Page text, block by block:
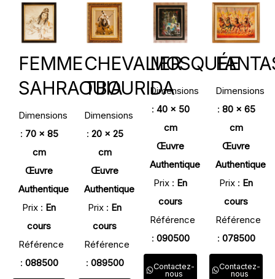
FEMME
SAHRAOUIA
Dimensions
: 70 x 85
cm
Œuvre
Authentique
Prix : En
cours
Référence
: 088500
CHEVALIER
TBOURIDA
Dimensions
: 20 x 25
cm
Œuvre
Authentique
Prix : En
cours
Référence
: 089500
MOSQUÉE
Dimensions
: 40 x 50
cm
Œuvre
Authentique
Prix : En
cours
Référence
: 090500
Contactez-
nous
Dimensions
: 80 x 65
cm
Œuvre
Authentique
Prix : En
cours
Référence
: 078500
Contactez-
nous